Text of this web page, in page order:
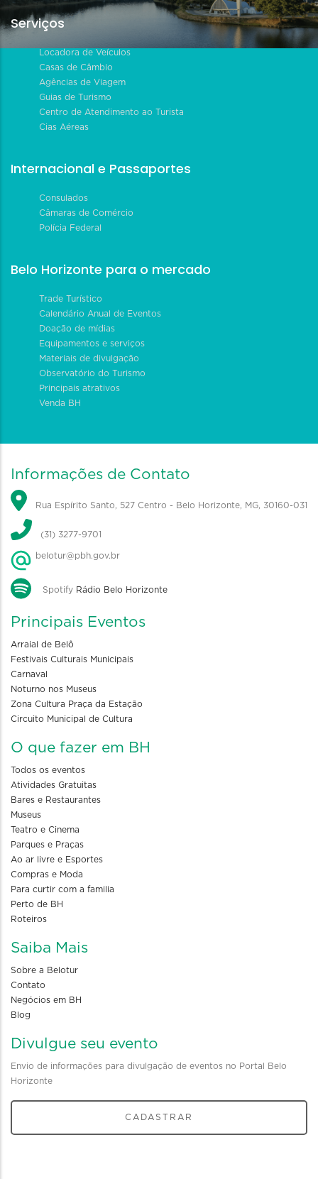
Serviços
Locadora de Veículos
Casas de Câmbio
Agências de Viagem
Guias de Turismo
Centro de Atendimento ao Turista
Cias Aéreas
Internacional e Passaportes
Consulados
Câmaras de Comércio
Polícia Federal
Belo Horizonte para o mercado
Trade Turístico
Calendário Anual de Eventos
Doação de mídias
Equipamentos e serviços
Materiais de divulgação
Observatório do Turismo
Principais atrativos
Venda BH
Informações de Contato
Rua Espírito Santo, 527 Centro - Belo Horizonte, MG, 30160-031
(31) 3277-9701
belotur@pbh.gov.br
Spotify Rádio Belo Horizonte
Principais Eventos
Arraial de Belô
Festivais Culturais Municipais
Carnaval
Noturno nos Museus
Zona Cultura Praça da Estação
Circuito Municipal de Cultura
O que fazer em BH
Todos os eventos
Atividades Gratuitas
Bares e Restaurantes
Museus
Teatro e Cinema
Parques e Praças
Ao ar livre e Esportes
Compras e Moda
Para curtir com a familia
Perto de BH
Roteiros
Saiba Mais
Sobre a Belotur
Contato
Negócios em BH
Blog
Divulgue seu evento
Envio de informações para divulgação de eventos no Portal Belo
Horizonte
CADASTRAR